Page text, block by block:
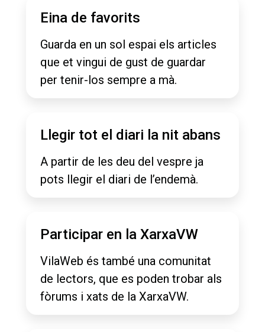
Eina de favorits
Guarda en un sol espai els articles
que et vingui de gust de guardar
per tenir-los sempre a mà.
Llegir tot el diari la nit abans
A partir de les deu del vespre ja
pots llegir el diari de l’endemà.
Participar en la XarxaVW
VilaWeb és també una comunitat
de lectors, que es poden trobar als
fòrums i xats de la XarxaVW.